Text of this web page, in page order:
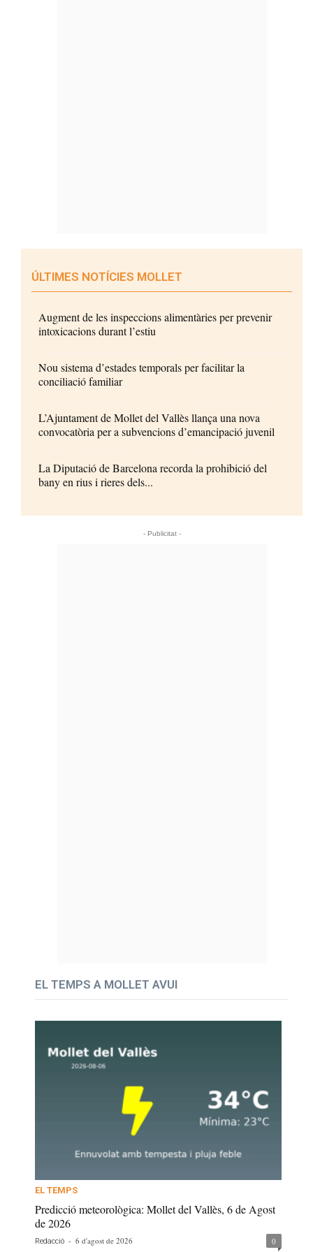
ÚLTIMES NOTÍCIES MOLLET
Augment de les inspeccions alimentàries per prevenir
intoxicacions durant l’estiu
Nou sistema d’estades temporals per facilitar la
conciliació familiar
L’Ajuntament de Mollet del Vallès llança una nova
convocatòria per a subvencions d’emancipació juvenil
La Diputació de Barcelona recorda la prohibició del
bany en rius i rieres dels...
- Publicitat -
EL TEMPS A MOLLET AVUI
EL TEMPS
Predicció meteorològica: Mollet del Vallès, 6 de Agost
de 2026
Redacció - 6 d'agost de 2026 0